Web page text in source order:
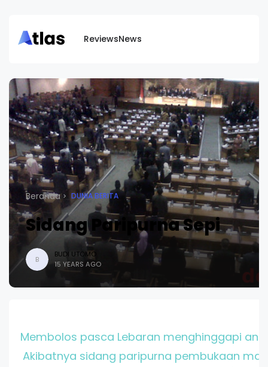
ReviewsNews
Beranda DUNIA BERITA
Sidang Paripurna Sepi
B
BUDI UTOMO
15 YEARS AGO
Membolos pasca Lebaran menghinggapi
Akibatnya sidang paripurna pembukaan